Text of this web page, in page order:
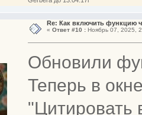
Re: Как включить функцию
« Ответ #10 :Ноябрь 07, 2025,
Обновили
Теперь в
"Цитировать